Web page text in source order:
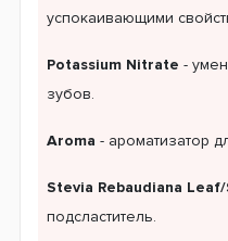
успокаивающими
Potassium Nitrate -
зубов.
Aroma - ароматизатор
Stevia Rebaudiana
подсластитель.